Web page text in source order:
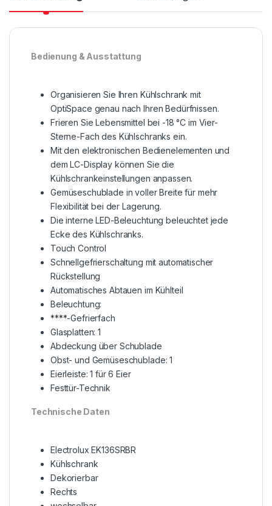
Bedienung & Ausstattung
Organisieren Sie Ihren Kühlschrank mit
OptiSpace genau nach Ihren Bedürfnissen.
Frieren Sie Lebensmittel bei -18 °C im Vier-
Sterne-Fach des Kühlschranks ein.
Mit den elektronischen Bedienelementen und
dem LC-Display können Sie die
Kühlschrankeinstellungen anpassen.
Gemüseschublade in voller Breite für mehr
Flexibilität bei der Lagerung.
Die interne LED-Beleuchtung beleuchtet jede
Ecke des Kühlschranks.
Touch Control
Schnellgefrierschaltung mit automatischer
Rückstellung
Automatisches Abtauen im Kühlteil
Beleuchtung:
****-Gefrierfach
Glasplatten: 1
Abdeckung über Schublade
Obst- und Gemüseschublade: 1
Eierleiste: 1 für 6 Eier
Festtür-Technik
Technische Daten
Electrolux EK136SRBR
Kühlschrank
Dekorierbar
Rechts